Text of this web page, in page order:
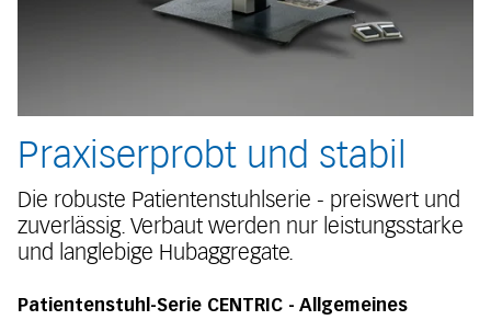
Praxiserprobt und stabil
Die robuste Patientenstuhlserie - preiswert und
zuverlässig. Verbaut werden nur leistungsstarke
und langlebige Hubaggregate.
Patientenstuhl-Serie CENTRIC - Allgemeines